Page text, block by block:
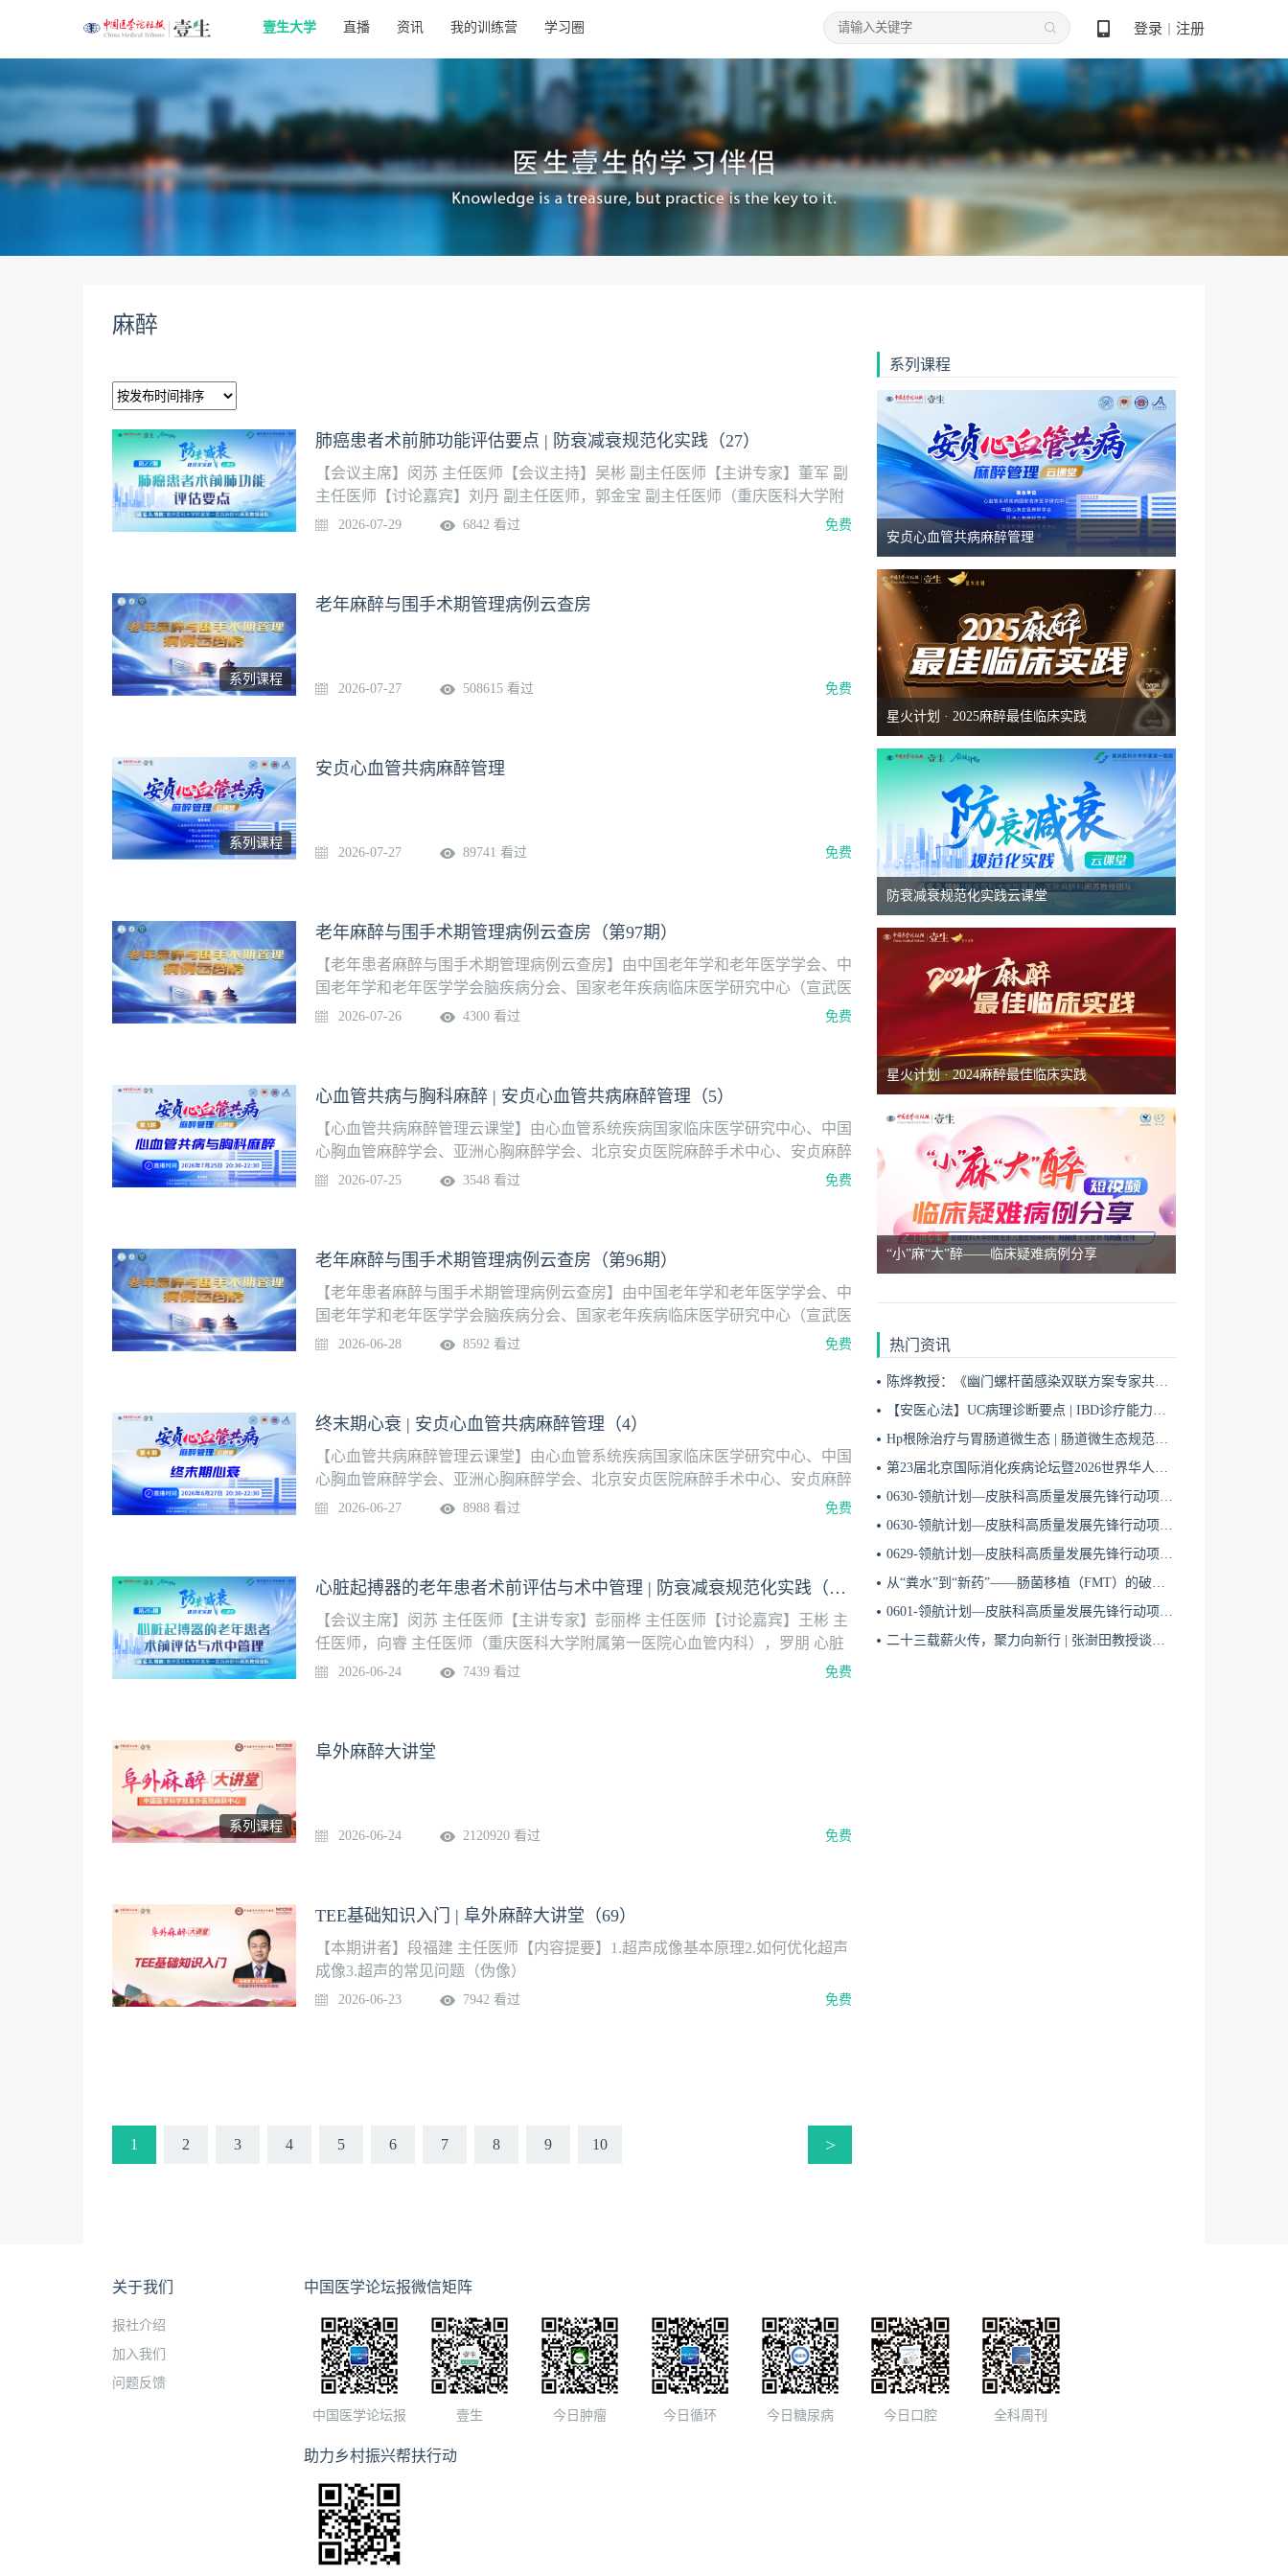
壹生大学 直播 资讯 我的训练营 学习圈 登录 注册
麻醉
肺癌患者术前肺功能评估要点 | 防衰减衰规范化实践（27）
【会议主席】闵苏 主任医师【会议主持】吴彬 副主任医师【主讲专家】董军 副
主任医师【讨论嘉宾】刘丹 副主任医师，郭金宝 副主任医师（重庆医科大学附
属第一医院胸心外科）“防衰减衰”理念是重庆医科大学附属第一医院麻醉科闵苏
围手术期全程优化闭环质量管理模式。这一模式融合了循证医学、生理监测、个
2026-07-29 6842 看过 免费
系列课程
老年麻醉与围手术期管理病例云查房
2026-07-27 508615 看过 免费
系列课程
安贞心血管共病麻醉管理
2026-07-27 89741 看过 免费
老年麻醉与围手术期管理病例云查房（第97期）
【老年患者麻醉与围手术期管理病例云查房】由中国老年学和老年医学学会、中
国老年学和老年医学学会脑疾病分会、国家老年疾病临床医学研究中心（宣武医
院）和国家老年麻醉联盟（NAGA）共同主办。【本期病例】1.合并Ⅰ型呼吸衰
2026-07-26 4300 看过 免费
心血管共病与胸科麻醉 | 安贞心血管共病麻醉管理（5）
【心血管共病麻醉管理云课堂】由心血管系统疾病国家临床医学研究中心、中国
心胸血管麻醉学会、亚洲心胸麻醉学会、北京安贞医院麻醉手术中心、安贞麻醉
联盟联合主办。本栏目聚焦心血管疾病合并多系统共病患者围手术期麻醉管理的
底的周六更新一期，敬请关注。【本期主要内容】1.心血管疾病与单肺通气文献
解读2.TEVAR术后主动脉-食管瘘麻醉管理病例分享
2026-07-25 3548 看过 免费
老年麻醉与围手术期管理病例云查房（第96期）
【老年患者麻醉与围手术期管理病例云查房】由中国老年学和老年医学学会、中
国老年学和老年医学学会脑疾病分会、国家老年疾病临床医学研究中心（宣武医
院）和国家老年麻醉联盟（NAGA）共同主办。【本期病例】1.合并多种疾病老
2026-06-28 8592 看过 免费
终末期心衰 | 安贞心血管共病麻醉管理（4）
【心血管共病麻醉管理云课堂】由心血管系统疾病国家临床医学研究中心、中国
心胸血管麻醉学会、亚洲心胸麻醉学会、北京安贞医院麻醉手术中心、安贞麻醉
联盟联合主办。本栏目聚焦心血管疾病合并多系统共病患者围手术期麻醉管理的
底的周六更新一期，敬请关注。【本期主要内容】1.循证视角下终末期心衰的围
手术期麻醉管理2.低射血分数扩心病患者行肾癌根治术的病例分享3.LVAD患者
行非心脏手术麻醉管理及病例分享
2026-06-27 8988 看过 免费
心脏起搏器的老年患者术前评估与术中管理 | 防衰减衰规范化实践（26）
【会议主席】闵苏 主任医师【主讲专家】彭丽桦 主任医师【讨论嘉宾】王彬 主
任医师，向睿 主任医师（重庆医科大学附属第一医院心血管内科），罗朋 心脏
起搏器工程师“防衰减衰”理念是重庆医科大学附属第一医院麻醉科闵苏教授团队
期全程优化闭环质量管理模式。这一模式融合了循证医学、生理监测、个体化药
2026-06-24 7439 看过 免费
系列课程
阜外麻醉大讲堂
2026-06-24 2120920 看过 免费
TEE基础知识入门 | 阜外麻醉大讲堂（69）
【本期讲者】段福建 主任医师【内容提要】1.超声成像基本原理2.如何优化超声
成像3.超声的常见问题（伪像）
2026-06-23 7942 看过 免费
1 2 3 4 5 6 7 8 9 10 >
系列课程
安贞心血管共病麻醉管理
星火计划 · 2025麻醉最佳临床实践
防衰减衰规范化实践云课堂
星火计划 · 2024麻醉最佳临床实践
“小”麻“大”醉——临床疑难病例分享
热门资讯
关于我们
报社介绍
加入我们
问题反馈
中国医学论坛报微信矩阵
中国医学论坛报 壹生 今日肿瘤 今日循环 今日糖尿病 今日口腔 全科周刊
助力乡村振兴帮扶行动